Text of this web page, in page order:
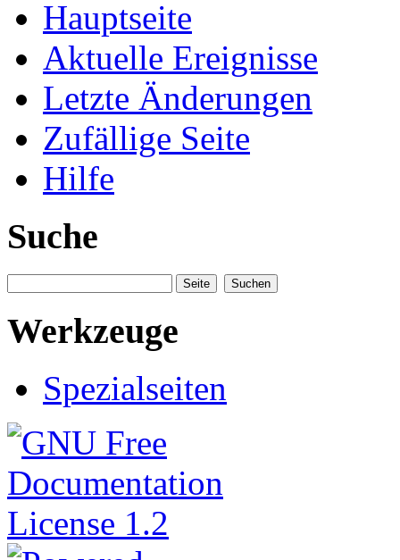
Hauptseite
Aktuelle Ereignisse
Letzte Änderungen
Zufällige Seite
Hilfe
Suche
Werkzeuge
Spezialseiten